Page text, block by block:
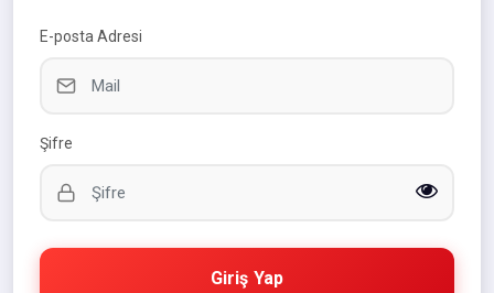
E-posta Adresi
Şifre
Giriş Yap